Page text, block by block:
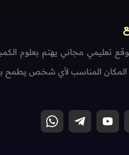
تعليمي مجاني يهتم بعلوم
المناسب لأي شخص يطمح